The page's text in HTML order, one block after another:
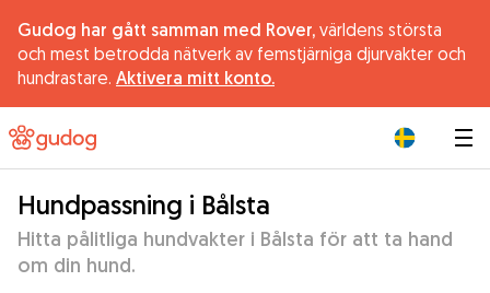
Gudog har gått samman med Rover, världens största
och mest betrodda nätverk av femstjärniga djurvakter och
hundrastare. Aktivera mitt konto.
Hundpassning i Bålsta
Hitta pålitliga hundvakter i Bålsta för att ta hand
om din hund.